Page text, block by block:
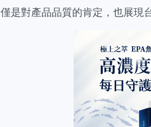
僅是對產品品質的肯定，也展現